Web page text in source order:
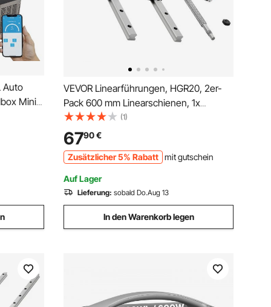
Auto
Mini-
Lkw
VEVOR Linearführungen, HGR20, 2er-
Pack 600 mm Linearschienen, 1x
Kugelumlaufspindel, 4x. Gleitblöcke, mit
BF12/BK12 Endstütze, Kupplung &
Muttergehäuse, für DIY-CNC-
Fräsmaschinen & Drehmaschinen
(1)
6790€
Zusätzlicher 5% Rabatt mit gutschein
Auf Lager
Lieferung: sobald Do.Aug 13
In den Warenkorb legen